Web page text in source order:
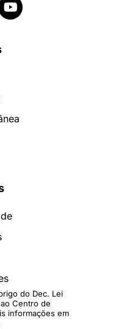
do Dec. Lei
Centro de
informações em